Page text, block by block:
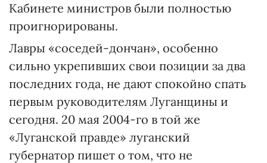
Кабинете министров были полностью
проигнорированы.
Лавры «соседей-дончан», особенно
сильно укрепивших свои позиции за два
последних года, не дают спокойно спать
первым руководителям Луганщины и
сегодня. 20 мая 2004-го в той же
«Луганской правде» луганский
губернатор пишет о том, что не